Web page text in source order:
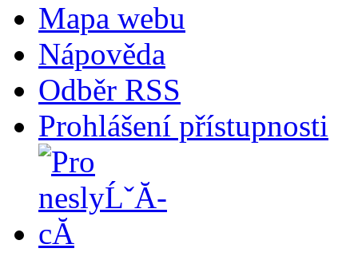
Mapa webu
Nápověda
Odběr RSS
Prohlášení přístupnosti